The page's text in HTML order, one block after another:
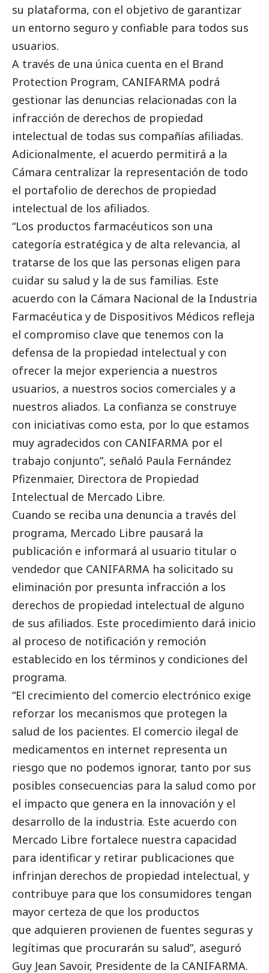
su plataforma, con el objetivo de garantizar
un entorno seguro y confiable para todos sus
usuarios.
A través de una única cuenta en el Brand
Protection Program, CANIFARMA podrá
gestionar las denuncias relacionadas con la
infracción de derechos de propiedad
intelectual de todas sus compañías afiliadas.
Adicionalmente, el acuerdo permitirá a la
Cámara centralizar la representación de todo
el portafolio de derechos de propiedad
intelectual de los afiliados.
“Los productos farmacéuticos son una
categoría estratégica y de alta relevancia, al
tratarse de los que las personas eligen para
cuidar su salud y la de sus familias. Este
acuerdo con la Cámara Nacional de la Industria
Farmacéutica y de Dispositivos Médicos refleja
el compromiso clave que tenemos con la
defensa de la propiedad intelectual y con
ofrecer la mejor experiencia a nuestros
usuarios, a nuestros socios comerciales y a
nuestros aliados. La confianza se construye
con iniciativas como esta, por lo que estamos
muy agradecidos con CANIFARMA por el
trabajo conjunto”, señaló Paula Fernández
Pfizenmaier, Directora de Propiedad
Intelectual de Mercado Libre.
Cuando se reciba una denuncia a través del
programa, Mercado Libre pausará la
publicación e informará al usuario titular o
vendedor que CANIFARMA ha solicitado su
eliminación por presunta infracción a los
derechos de propiedad intelectual de alguno
de sus afiliados. Este procedimiento dará inicio
al proceso de notificación y remoción
establecido en los términos y condiciones del
programa.
“El crecimiento del comercio electrónico exige
reforzar los mecanismos que protegen la
salud de los pacientes. El comercio ilegal de
medicamentos en internet representa un
riesgo que no podemos ignorar, tanto por sus
posibles consecuencias para la salud como por
el impacto que genera en la innovación y el
desarrollo de la industria. Este acuerdo con
Mercado Libre fortalece nuestra capacidad
para identificar y retirar publicaciones que
infrinjan derechos de propiedad intelectual, y
contribuye para que los consumidores tengan
mayor certeza de que los productos
que adquieren provienen de fuentes seguras y
legítimas que procurarán su salud”, aseguró
Guy Jean Savoir, Presidente de la CANIFARMA.